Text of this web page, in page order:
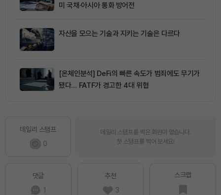
미 국채·아시아 통화 방어전
자산을 모으는 기술과 지키는 기술은 다르다
[온체인분석] DeFi의 빠른 속도가 범죄에도 무기가
됐다… FATF가 경고한 4대 위협
데일리 스탬프
0
데일리 스탬프를 찍은 회원이 없습니다.
첫 스탬프를 찍어 보세요!
댓글
1
추천
3
스크랩